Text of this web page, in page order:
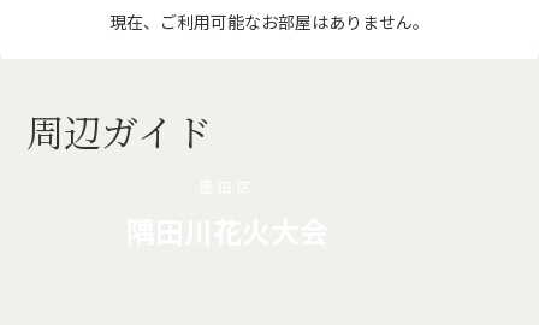
現在、ご利用可能なお部屋はありません。
周辺ガイド